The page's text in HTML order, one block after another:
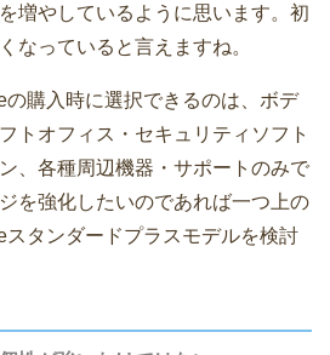
増やしているように思います。初
なっていると言えますね。
の購入時に選択できるのは、ボデ
トオフィス・セキュリティソフト
、各種周辺機器・サポートのみで
を強化したいのであれば一つ上の
スタンダードプラスモデルを検討